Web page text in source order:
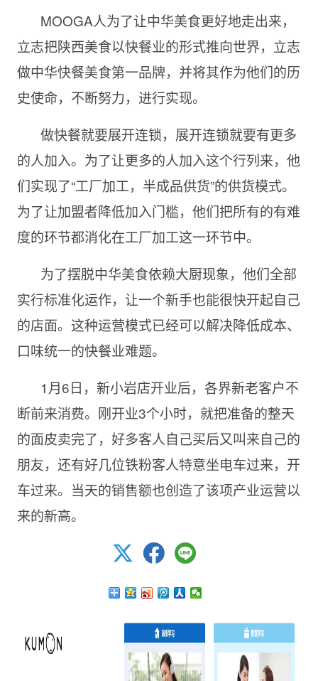
MOOGA人为了让中华美食更好地走出来，
立志把陕西美食以快餐业的形式推向世界，立志
做中华快餐美食第一品牌，并将其作为他们的历
史使命，不断努力，进行实现。
做快餐就要展开连锁，展开连锁就要有更多
的人加入。为了让更多的人加入这个行列来，他
们实现了“工厂加工，半成品供货”的供货模式。
为了让加盟者降低加入门槛，他们把所有的有难
度的环节都消化在工厂加工这一环节中。
为了摆脱中华美食依赖大厨现象，他们全部
实行标准化运作，让一个新手也能很快开起自己
的店面。这种运营模式已经可以解决降低成本、
口味统一的快餐业难题。
1月6日，新小岩店开业后，各界新老客户不
断前来消费。刚开业3个小时，就把准备的整天
的面皮卖完了，好多客人自己买后又叫来自己的
朋友，还有好几位铁粉客人特意坐电车过来，开
车过来。当天的销售额也创造了该项产业运营以
来的新高。